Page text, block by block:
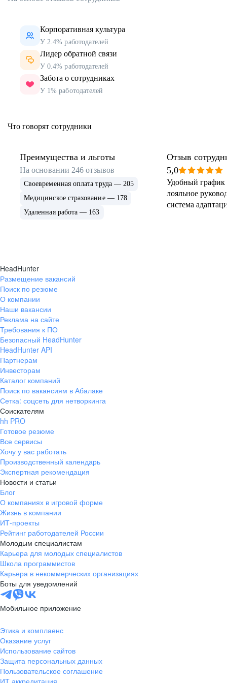
Корпоративная культура
У 2.4% работодателей
Лидер обратной связи
У 0.4% работодателей
Забота о сотрудниках
У 1% работодателей
Что говорят сотрудники
Преимущества и льготы
На основании 246 отзывов
Своевременная оплата труда — 205
Медицинское страхование — 178
Удаленная работа — 163
Отзыв
5,0
Удобный график
лояльное
система
HeadHunter
Размещение вакансий
Поиск по резюме
О компании
Наши вакансии
Реклама на сайте
Требования к ПО
Безопасный HeadHunter
HeadHunter API
Партнерам
Инвесторам
Каталог компаний
Поиск по вакансиям в Абалаке
Сетка: соцсеть для нетворкинга
Соискателям
hh PRO
Готовое резюме
Все сервисы
Хочу у вас работать
Производственный календарь
Экспертная рекомендация
Новости и статьи
Блог
О компаниях в игровой форме
Жизнь в компании
ИТ-проекты
Рейтинг работодателей России
Молодым специалистам
Карьера для молодых специалистов
Школа программистов
Карьера в некоммерческих организациях
Боты для уведомлений
Мобильное приложение
Этика и комплаенс
Оказание услуг
Использование сайтов
Защита персональных данных
Пользовательское соглашение